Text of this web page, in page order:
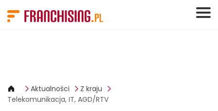
Aktualności
Z kraju
Telekomunikacja, IT, AGD/RTV